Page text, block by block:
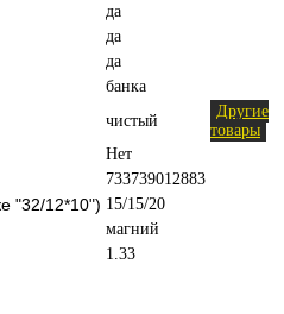
да
да
да
банка
чистый
Другие
товары
Нет
733739012883
"32/12*10") 15/15/20
магний
1.33